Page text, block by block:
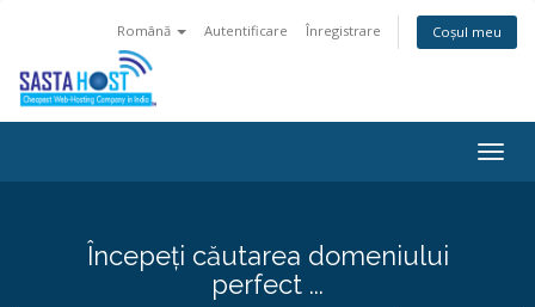
Română Autentificare Înregistrare Coșul meu
Începeți căutarea domeniului
perfect ...